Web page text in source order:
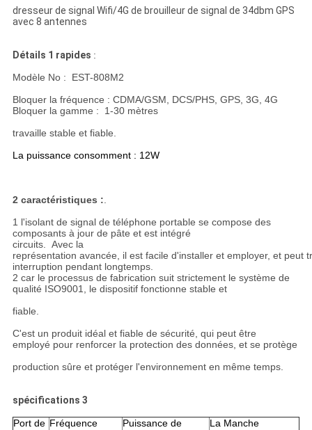
PRIVACY
POLICY
dresseur de signal Wifi/4G de brouilleur de signal de 34dbm GPS
avec 8 antennes
Détails 1 rapides :
Modèle No : EST-808M2
Bloquer la fréquence : CDMA/GSM, DCS/PHS, GPS, 3G, 4G
Bloquer la gamme : 1-30 mètres
travaille stable et fiable.
La puissance consomment : 12W
2 caractéristiques :.
1 l'isolant de signal de téléphone portable se compose des
composants à jour de pâte et est intégré
circuits. Avec la
représentation avancée, il est facile d'installer et employer, et peut
interruption pendant longtemps.
2 car le processus de fabrication suit strictement le système de
qualité ISO9001, le dispositif fonctionne stable et
fiable.
C'est un produit idéal et fiable de sécurité, qui peut être
employé pour renforcer la protection des données, et se protège
production sûre et protéger l'environnement en même temps.
spécifications 3
Port de Fréquence
Puissance de
La Manche